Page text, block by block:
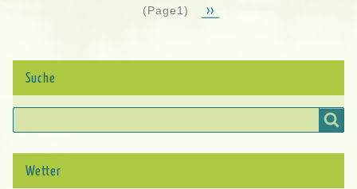
(Page1)
Nächste
››
Suche
Wetter